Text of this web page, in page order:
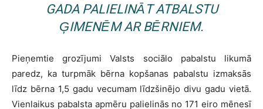
GADA PALIELINĀT ATBALSTU
ĢIMENĒM AR BĒRNIEM.
Pieņemtie grozījumi Valsts sociālo pabalstu likumā
paredz, ka turpmāk bērna kopšanas pabalstu izmaksās
līdz bērna 1,5 gadu vecumam līdzšinējo divu gadu vietā.
Vienlaikus pabalsta apmēru palielinās no 171 eiro mēnesī